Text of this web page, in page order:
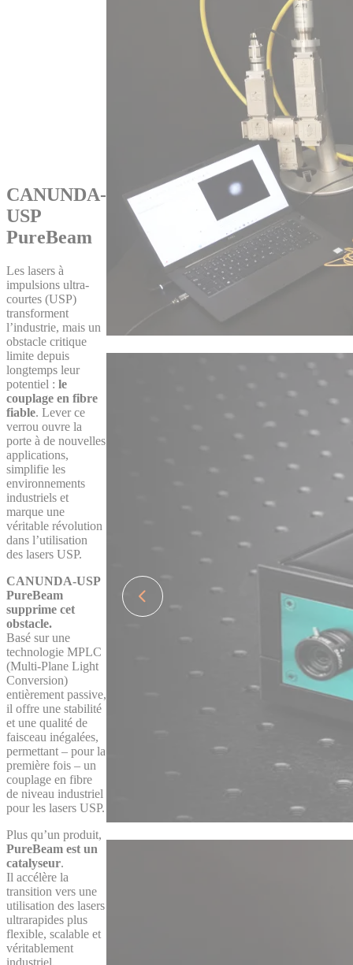
CANUNDA-
USP
PureBeam
Les lasers à
impulsions ultra-
courtes (USP)
transforment
l’industrie, mais un
obstacle critique
limite depuis
longtemps leur
potentiel : le
couplage en fibre
fiable. Lever ce
verrou ouvre la
porte à de nouvelles
applications,
simplifie les
environnements
industriels et
marque une
véritable révolution
dans l’utilisation
des lasers USP.
CANUNDA-USP
PureBeam
supprime cet
obstacle.
Basé sur une
technologie MPLC
(Multi-Plane Light
Conversion)
entièrement passive,
il offre une stabilité
et une qualité de
faisceau inégalées,
permettant – pour la
première fois – un
couplage en fibre
de niveau industriel
pour les lasers USP.
Plus qu’un produit,
PureBeam est un
catalyseur.
Il accélère la
transition vers une
utilisation des lasers
ultrarapides plus
flexible, scalable et
véritablement
industriel.